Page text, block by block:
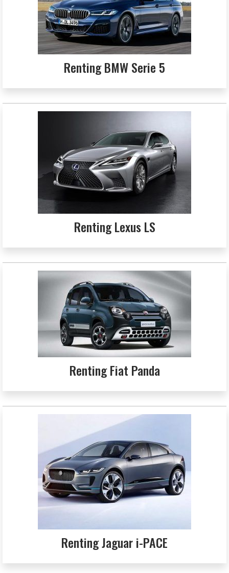
Renting BMW Serie 5
Renting Lexus LS
Renting Fiat Panda
Renting Jaguar i-PACE